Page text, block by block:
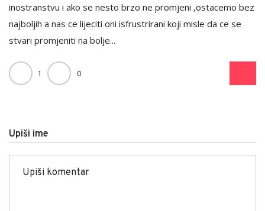
inostranstvu i ako se nesto brzo ne promjeni ,ostacemo bez
najboljih a nas ce lijeciti oni isfrustrirani koji misle da ce se
stvari promjeniti na bolje...
1 0
Upiši ime